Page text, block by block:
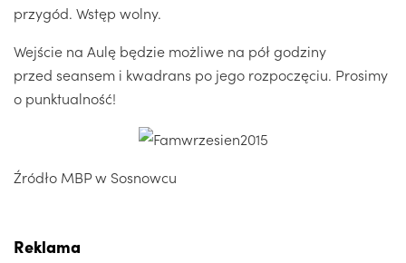
przygód. Wstęp wolny.
Wejście na Aulę będzie możliwe na pół godziny
przed seansem i kwadrans po jego rozpoczęciu. Prosimy
o punktualność!
Źródło MBP w Sosnowcu
Reklama